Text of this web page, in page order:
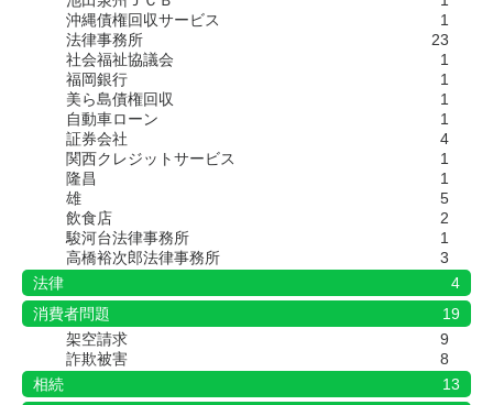
沖縄債権回収サービス
1
法律事務所
23
社会福祉協議会
1
福岡銀行
1
美ら島債権回収
1
自動車ローン
1
証券会社
4
関西クレジットサービス
1
隆昌
1
雄
5
飲食店
2
駿河台法律事務所
1
高橋裕次郎法律事務所
3
法律
4
消費者問題
19
架空請求
9
詐欺被害
8
相続
13